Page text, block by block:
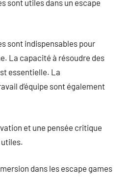
sont utiles dans un escape
sont indispensables pour
La capacité à résoudre des
essentielle. La
d’équipe sont également
et une pensée critique
utiles.
dans les escape games